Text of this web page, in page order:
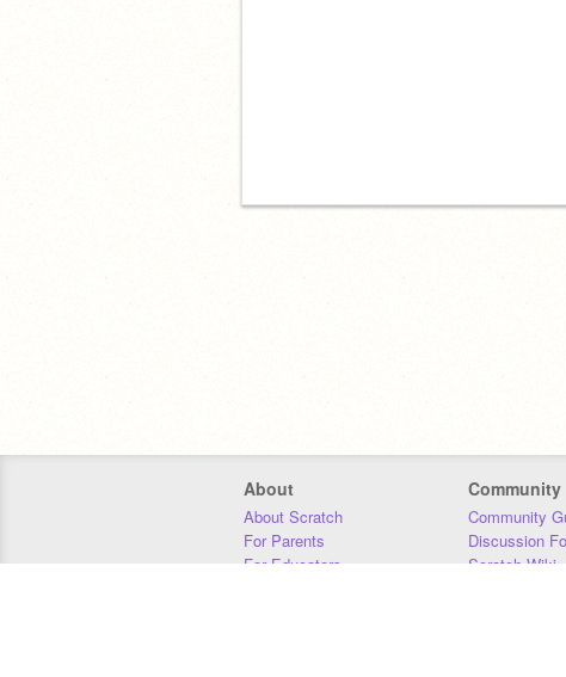
About
About Scratch
For Parents
For Educators
Community
Community
Discussion
Scratch Wiki